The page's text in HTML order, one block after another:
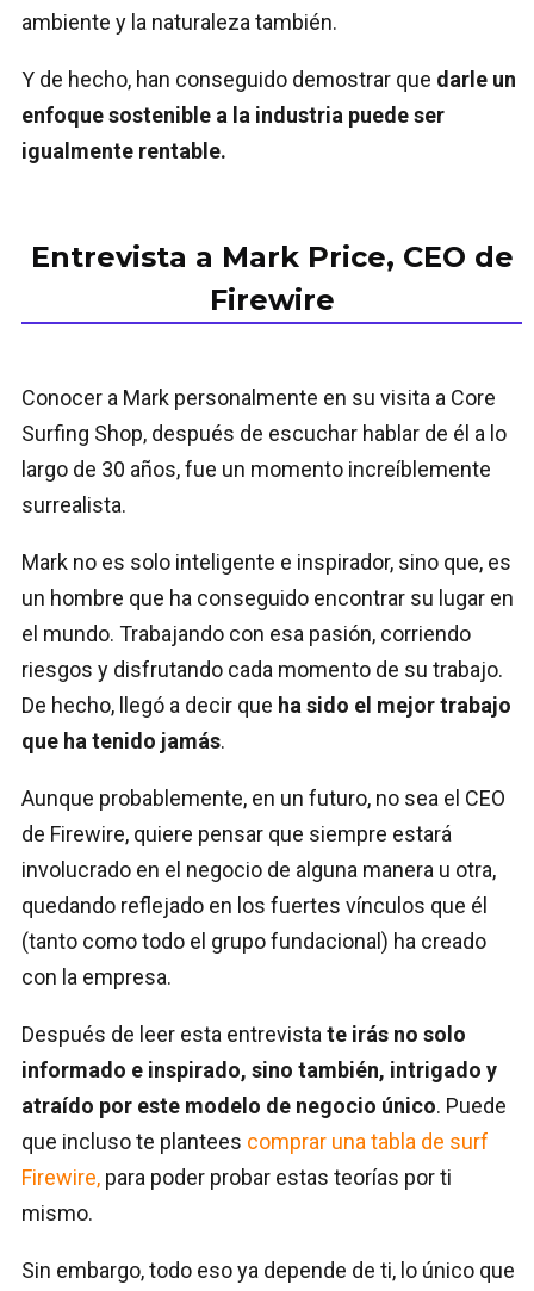
ambiente y la naturaleza también.
Y de hecho, han conseguido demostrar que darle un
enfoque sostenible a la industria puede ser
igualmente rentable.
Entrevista a Mark Price, CEO de
Firewire
Conocer a Mark personalmente en su visita a Core
Surfing Shop, después de escuchar hablar de él a lo
largo de 30 años, fue un momento increíblemente
surrealista.
Mark no es solo inteligente e inspirador, sino que, es
un hombre que ha conseguido encontrar su lugar en
el mundo. Trabajando con esa pasión, corriendo
riesgos y disfrutando cada momento de su trabajo.
De hecho, llegó a decir que ha sido el mejor trabajo
que ha tenido jamás.
Aunque probablemente, en un futuro, no sea el CEO
de Firewire, quiere pensar que siempre estará
involucrado en el negocio de alguna manera u otra,
quedando reflejado en los fuertes vínculos que él
(tanto como todo el grupo fundacional) ha creado
con la empresa.
Después de leer esta entrevista te irás no solo
informado e inspirado, sino también, intrigado y
atraído por este modelo de negocio único. Puede
que incluso te plantees comprar una tabla de surf
Firewire, para poder probar estas teorías por ti
mismo.
Sin embargo, todo eso ya depende de ti, lo único que